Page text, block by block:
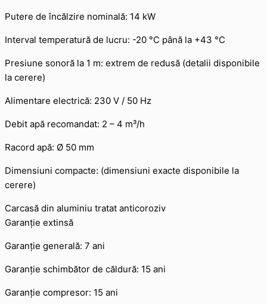
Putere de încălzire nominală: 14 kW
Interval temperatură de lucru: -20 °C până la +43 °C
Presiune sonoră la 1 m: extrem de redusă (detalii disponibile
la cerere)
Alimentare electrică: 230 V / 50 Hz
Debit apă recomandat: 2 – 4 m³/h
Racord apă: Ø 50 mm
Dimensiuni compacte: (dimensiuni exacte disponibile la
cerere)
Carcasă din aluminiu tratat anticoroziv
Garanție extinsă
Garanție generală: 7 ani
Garanție schimbător de căldură: 15 ani
Garanție compresor: 15 ani